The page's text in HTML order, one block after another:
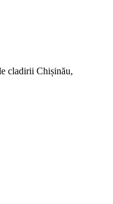
cladirii Chișinău,